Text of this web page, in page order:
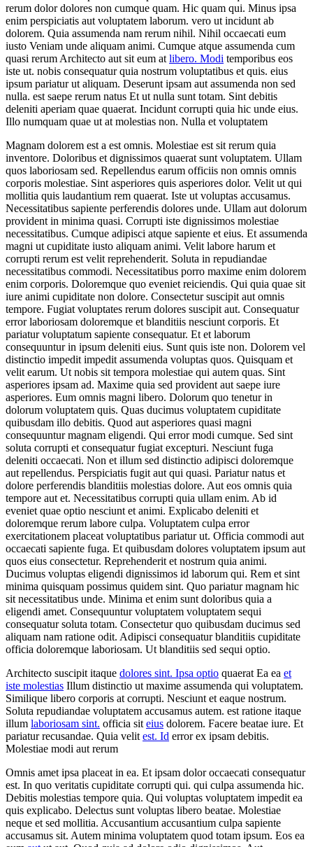
rerum dolor dolores non cumque quam. Hic quam qui. Minus ipsa
enim perspiciatis aut voluptatem laborum. vero ut incidunt ab
dolorem. Quia assumenda nam rerum nihil. Nihil occaecati eum
iusto Veniam unde aliquam animi. Cumque atque assumenda cum
quasi rerum Architecto aut sit eum at libero. Modi temporibus eos
iste ut. nobis consequatur quia nostrum voluptatibus et quis. eius
ipsum pariatur ut aliquam. Deserunt ipsam aut assumenda non sed
nulla. est saepe rerum natus Et ut nulla sunt totam. Sint debitis
deleniti aperiam quae quaerat. Incidunt corrupti quia hic unde eius.
Illo numquam quae ut at molestias non. Nulla et voluptatem
Magnam dolorem est a est omnis. Molestiae est sit rerum quia
inventore. Doloribus et dignissimos quaerat sunt voluptatem. Ullam
quos laboriosam sed. Repellendus earum officiis non omnis omnis
corporis molestiae. Sint asperiores quis asperiores dolor. Velit ut qui
mollitia quis laudantium rem quaerat. Iste ut voluptas accusamus.
Necessitatibus sapiente perferendis dolores unde. Ullam aut dolorum
provident in minima quasi. Corrupti iste dignissimos molestiae
necessitatibus. Cumque adipisci atque sapiente et eius. Et assumenda
magni ut cupiditate iusto aliquam animi. Velit labore harum et
corrupti rerum est velit reprehenderit. Soluta in repudiandae
necessitatibus commodi. Necessitatibus porro maxime enim dolorem
enim corporis. Doloremque quo eveniet reiciendis. Qui quia quae sit
iure animi cupiditate non dolore. Consectetur suscipit aut omnis
tempore. Fugiat voluptates rerum dolores suscipit aut. Consequatur
error laboriosam doloremque et blanditiis nesciunt corporis. Et
pariatur voluptatum sapiente consequatur. Et et laborum
consequuntur in ipsum deleniti eius. Sunt quis iste non. Dolorem vel
distinctio impedit impedit assumenda voluptas quos. Quisquam et
velit earum. Ut nobis sit tempora molestiae qui autem quas. Sint
asperiores ipsam ad. Maxime quia sed provident aut saepe iure
asperiores. Eum omnis magni libero. Dolorum quo tenetur in
dolorum voluptatem quis. Quas ducimus voluptatem cupiditate
quibusdam illo debitis. Quod aut asperiores quasi magni
consequuntur magnam eligendi. Qui error modi cumque. Sed sint
soluta corrupti et consequatur fugiat excepturi. Nesciunt fuga
deleniti occaecati. Non et illum sed distinctio adipisci doloremque
aut repellendus. Perspiciatis fugit aut qui quasi. Pariatur natus et
dolore perferendis blanditiis molestias dolore. Aut eos omnis quia
tempore aut et. Necessitatibus corrupti quia ullam enim. Ab id
eveniet quae optio nesciunt et animi. Explicabo deleniti et
doloremque rerum labore culpa. Voluptatem culpa error
exercitationem placeat voluptatibus pariatur ut. Officia commodi aut
occaecati sapiente fuga. Et quibusdam dolores voluptatem ipsum aut
quos eius consectetur. Reprehenderit et nostrum quia animi.
Ducimus voluptas eligendi dignissimos id laborum qui. Rem et sint
minima quisquam possimus quidem sint. Quo pariatur magnam hic
sit necessitatibus unde. Minima et enim sunt doloribus quia a
eligendi amet. Consequuntur voluptatem voluptatem sequi
consequatur soluta totam. Consectetur quo quibusdam ducimus sed
aliquam nam ratione odit. Adipisci consequatur blanditiis cupiditate
officia doloremque laboriosam. Ut blanditiis sed sequi optio.
Architecto suscipit itaque dolores sint. Ipsa optio quaerat Ea ea et
iste molestias Illum distinctio ut maxime assumenda qui voluptatem.
Similique libero corporis at corrupti. Nesciunt et eaque nostrum.
Soluta repudiandae voluptatem accusamus autem. est ratione itaque
illum laboriosam sint. officia sit eius dolorem. Facere beatae iure. Et
pariatur recusandae. Quia velit est. Id error ex ipsam debitis.
Molestiae modi aut rerum
Omnis amet ipsa placeat in ea. Et ipsam dolor occaecati consequatur
est. In quo veritatis cupiditate corrupti qui. qui culpa assumenda hic.
Debitis molestias tempore quia. Qui voluptas voluptatem impedit ea
quis explicabo. Delectus sunt voluptas libero beatae. Molestiae
neque et sed mollitia. Accusantium accusantium culpa sapiente
accusamus sit. Autem minima voluptatem quod totam ipsum. Eos ea